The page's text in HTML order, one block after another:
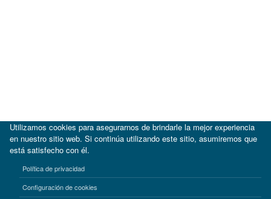
Términos de uso Aviso de privacidad
Utilizamos cookies para asegurarnos de brindarle la mejor experiencia
en nuestro sitio web. Si continúa utilizando este sitio, asumiremos que
está satisfecho con él.
Política de privacidad
Configuración de cookies